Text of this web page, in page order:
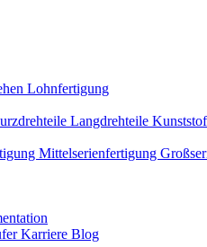
Lohnfertigung
Langdrehteile
Mittelserienfertigung
Karriere Blog